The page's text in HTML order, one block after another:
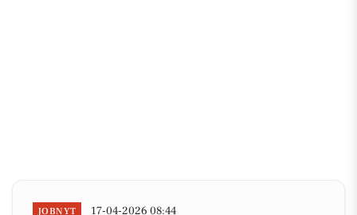
JOBNYT 17-04-2026 08:44